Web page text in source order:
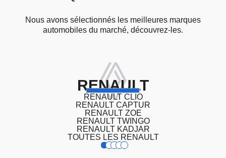
Nous avons sélectionnés les meilleures marques
automobiles du marché, découvrez-les.
RENAULT
RENAULT CLIO
RENAULT CAPTUR
RENAULT ZOE
RENAULT TWINGO
RENAULT KADJAR
TOUTES LES RENAULT
2 3 4